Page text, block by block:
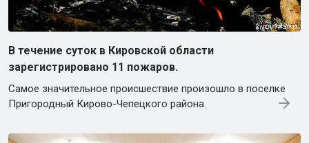
В течение суток в Кировской области
зарегистрировано 11 пожаров.
Самое значительное происшествие произошло в поселке
Пригородный Кирово-Чепецкого района.